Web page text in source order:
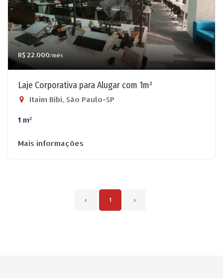
R$ 22.000/mês
Laje Corporativa para Alugar com 1m²
Itaim Bibi, São Paulo-SP
1 m²
Mais informações
‹ 1 ›